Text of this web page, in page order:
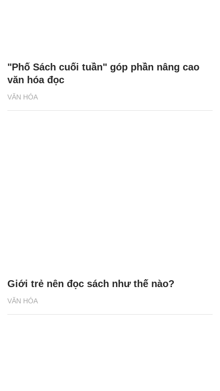
VĂN HÓA
"Phố Sách cuối tuần" góp phần nâng cao
văn hóa đọc
VĂN HÓA
Giới trẻ nên đọc sách như thế nào?